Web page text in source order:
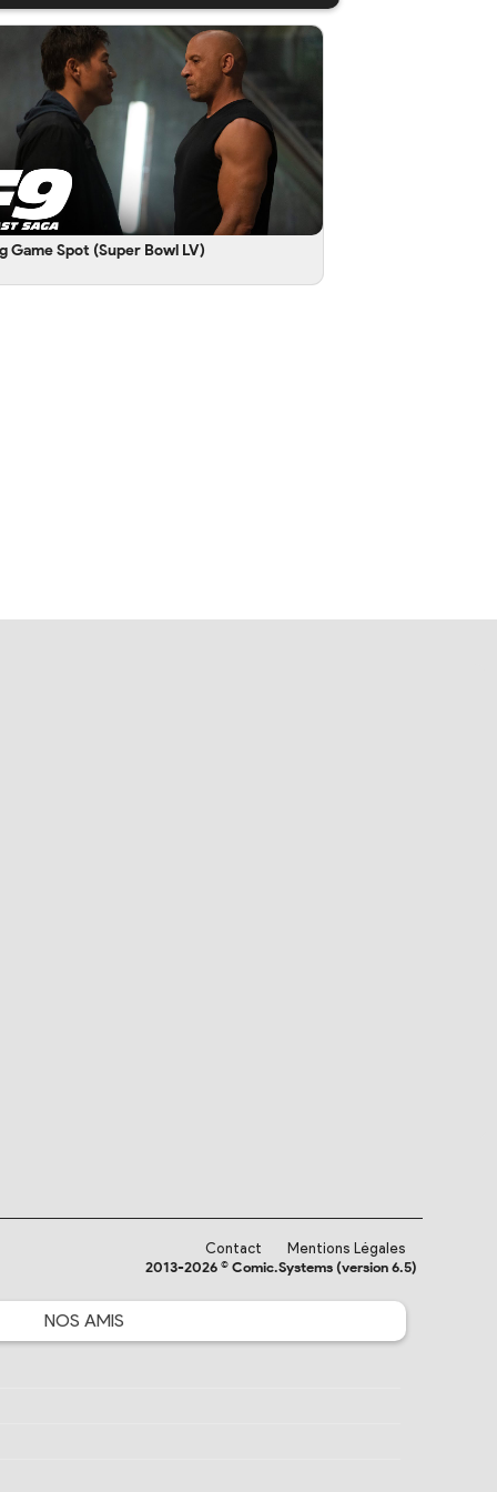
Game Spot (Super Bowl LV)
Contact
Mentions Légales
2013-2026 © Comic.Systems (version 6.5)
NOS AMIS